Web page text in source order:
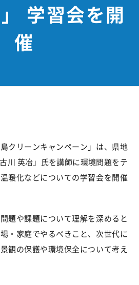
学習会を開
催
クリーンキャンペーン」は、県地
川 英冶」氏を講師に環境問題をテ
暖化などについての学習会を開催
題や課題について理解を深めると
・家庭でやるべきこと、次世代に
観の保護や環境保全について考え